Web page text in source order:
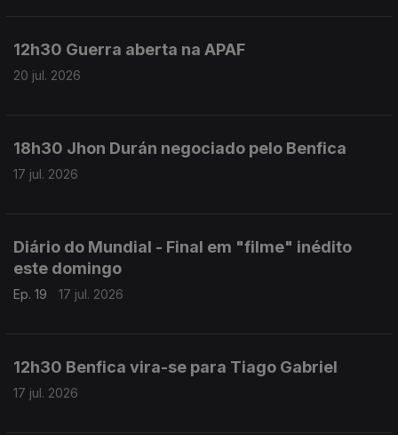
12h30 Guerra aberta na APAF
20 jul. 2026
18h30 Jhon Durán negociado pelo Benfica
17 jul. 2026
Diário do Mundial - Final em "filme" inédito
este domingo
Ep. 19 17 jul. 2026
12h30 Benfica vira-se para Tiago Gabriel
17 jul. 2026